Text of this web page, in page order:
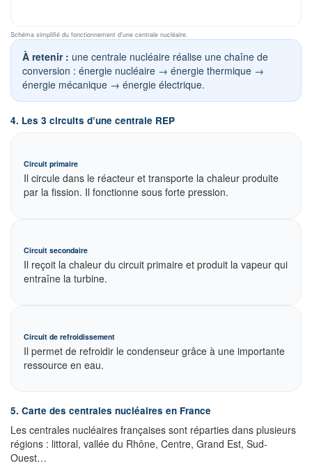
Schéma simplifié du fonctionnement d’une centrale nucléaire.
À retenir : une centrale nucléaire réalise une chaîne de
conversion : énergie nucléaire → énergie thermique →
énergie mécanique → énergie électrique.
4. Les 3 circuits d’une centrale REP
Circuit primaire
Il circule dans le réacteur et transporte la chaleur produite
par la fission. Il fonctionne sous forte pression.
Circuit secondaire
Il reçoit la chaleur du circuit primaire et produit la vapeur qui
entraîne la turbine.
Circuit de refroidissement
Il permet de refroidir le condenseur grâce à une importante
ressource en eau.
5. Carte des centrales nucléaires en France
Les centrales nucléaires françaises sont réparties dans plusieurs
régions : littoral, vallée du Rhône, Centre, Grand Est, Sud-
Ouest…